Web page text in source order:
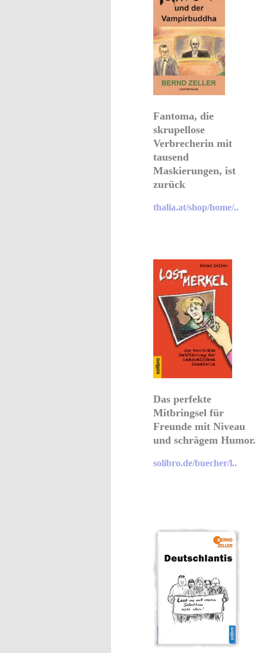
Fantoma, die
skrupellose
Verbrecherin mit
tausend
Maskierungen, ist
zurück
thalia.at/shop/home/..
Das perfekte
Mitbringsel für
Freunde mit Niveau
und schrägem Humor.
solibro.de/buecher/l..